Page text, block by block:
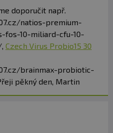
doporučit např.
natios-premium-
10-miliard-cfu-10-
Czech Virus Probio15 30
brainmax-probiotic-
pěkný den, Martin